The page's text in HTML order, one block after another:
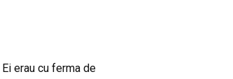
erau cu ferma de